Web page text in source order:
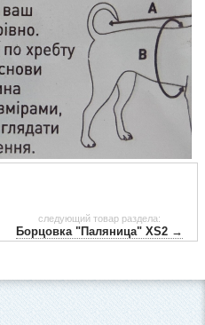
следующий товар раздела:
Борцовка "Паляница" XS2 →